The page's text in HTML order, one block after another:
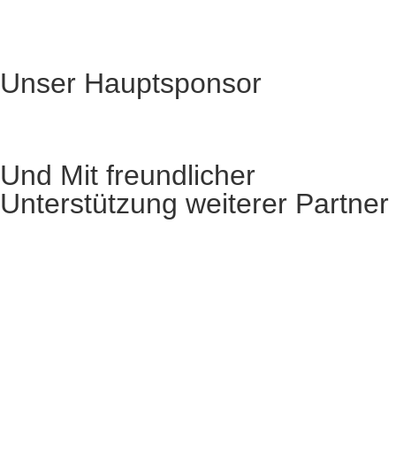
Unser Hauptsponsor
Und Mit freundlicher
Unterstützung weiterer Partner